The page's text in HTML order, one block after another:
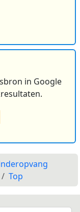
in Google
Top